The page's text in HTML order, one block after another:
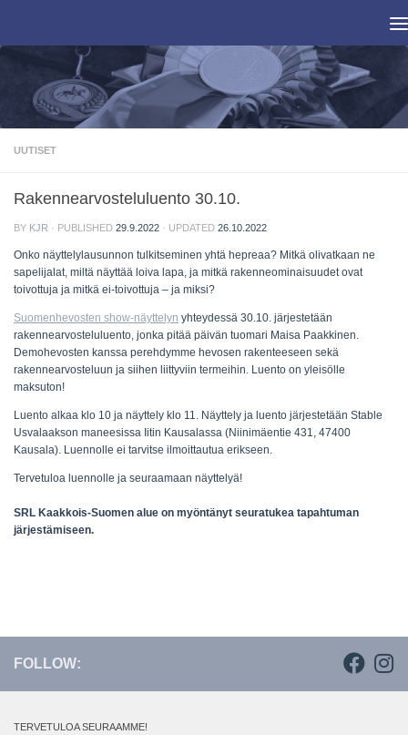
UUTISET
Rakennearvosteluluento 30.10.
BY KJR · PUBLISHED 29.9.2022 · UPDATED 26.10.2022
Onko näyttelylausunnon tulkitseminen yhtä hepreaa? Mitkä olivatkaan ne
sapelijalat, miltä näyttää loiva lapa, ja mitkä rakenneominaisuudet ovat
toivottuja ja mitkä ei-toivottuja – ja miksi?
Suomenhevosten show-näyttelyn yhteydessä 30.10. järjestetään
rakennearvosteluluento, jonka pitää päivän tuomari Maisa Paakkinen.
Demohevosten kanssa perehdymme hevosen rakenteeseen sekä
rakennearvosteluun ja siihen liittyviin termeihin. Luento on yleisölle
maksuton!
Luento alkaa klo 10 ja näyttely klo 11. Näyttely ja luento järjestetään Stable
Usvalaakson maneesissa Iitin Kausalassa (Niinimäentie 431, 47400
Kausala). Luennolle ei tarvitse ilmoittautua erikseen.
Tervetuloa luennolle ja seuraamaan näyttelyä!
SRL Kaakkois-Suomen alue on myöntänyt seuratukea tapahtuman
järjestämiseen.
FOLLOW:
TERVETULOA SEURAAMME!